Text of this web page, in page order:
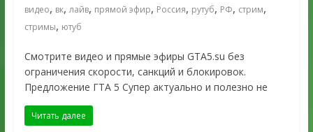
видео, вк, лайв, прямой эфир, Россия, рутуб, РФ, стрим,
стримы, ютуб
Смотрите видео и прямые эфиры GTA5.su без
ограничения скорости, санкций и блокировок.
Предложение ГТА 5 Супер актуально и полезно не
Читать далее